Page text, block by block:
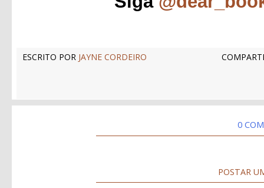
ESCRITO POR JAYNE CORDEIRO
0
POSTAR